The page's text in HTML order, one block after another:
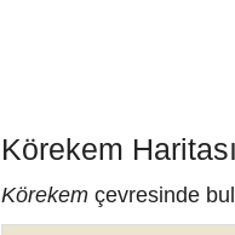
Körekem
Körekem çevresinde